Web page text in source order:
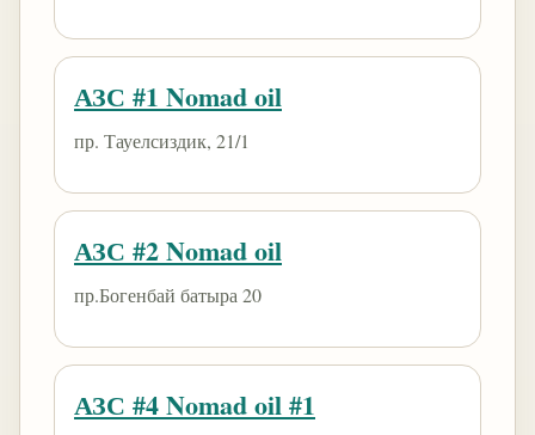
АЗС #1 Nomad oil
пр. Тауелсиздик, 21/1
АЗС #2 Nomad oil
пр.Богенбай батыра 20
АЗС #4 Nomad oil #1